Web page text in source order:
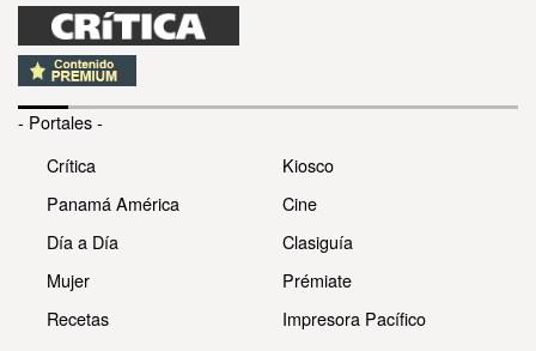
- Portales -
Crítica
Panamá América
Día a Día
Mujer
Recetas
Kiosco
Cine
Clasiguía
Prémiate
Impresora Pacífico